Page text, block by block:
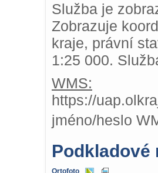
Služba je
Zobrazuje
kraje, právní
1:25 000.
WMS:
https://
jméno/heslo
Podkladové
Ortofoto